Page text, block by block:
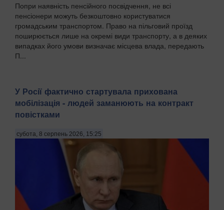
Попри наявність пенсійного посвідчення, не всі
пенсіонери можуть безкоштовно користуватися
громадським транспортом. Право на пільговий проїзд
поширюється лише на окремі види транспорту, а в деяких
випадках його умови визначає місцева влада, передають
П...
У Росії фактично стартувала прихована
мобілізація - людей заманюють на контракт
повістками
субота, 8 серпень 2026, 15:25